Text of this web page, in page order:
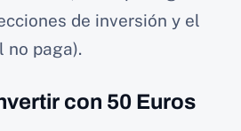
de inversión y el
no paga).
con 50 Euros